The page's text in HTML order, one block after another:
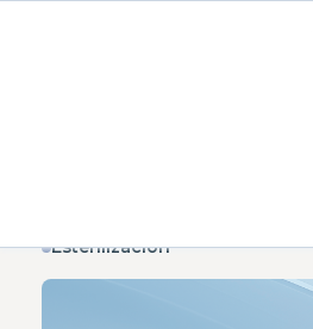
Esterilización